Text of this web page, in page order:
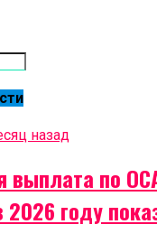
назад
выплата по
2026 году